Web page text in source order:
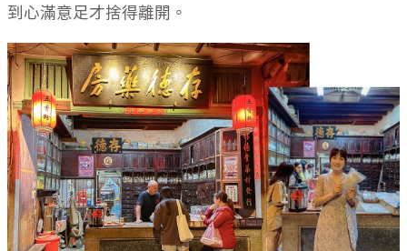
到心滿意足才捨得離開。